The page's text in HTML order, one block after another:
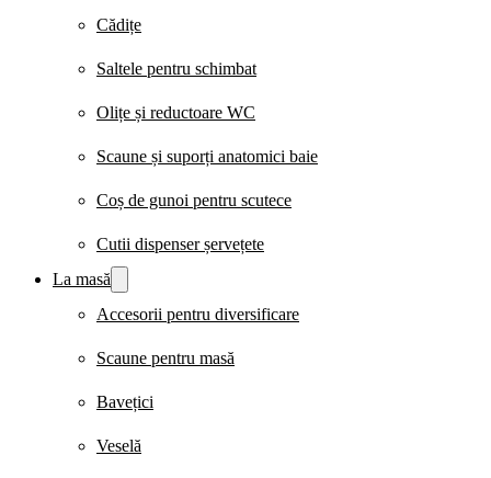
Cădițe
Saltele pentru schimbat
Olițe și reductoare WC
Scaune și suporți anatomici baie
Coș de gunoi pentru scutece
Cutii dispenser șervețete
La masă
Accesorii pentru diversificare
Scaune pentru masă
Bavețici
Veselă